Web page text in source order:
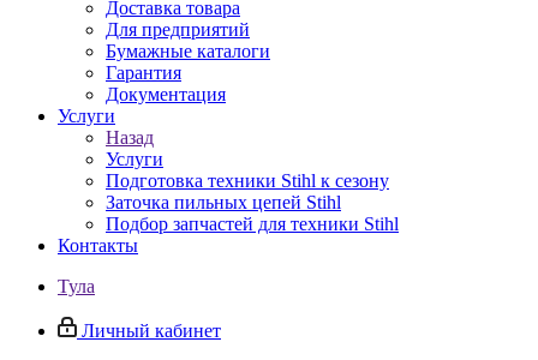
Доставка товара
Для предприятий
Бумажные каталоги
Гарантия
Документация
Услуги
Назад
Услуги
Подготовка техники Stihl к сезону
Заточка пильных цепей Stihl
Подбор запчастей для техники Stihl
Контакты
Тула
Личный кабинет